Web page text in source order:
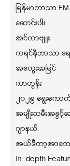
မြန်မာဘာသာ
ဆောင်းပါး
အင်တာဗျူး
ကရင်နီဘာသာ ရ
အတွေးအမြင်
ကာတွန်း
၂၀၂၅ ရွေးကော
အမျိုးသမီးအခွင့်
ဂျာနယ်
အယ်ဒီတာ့အာဘေ
In-depth